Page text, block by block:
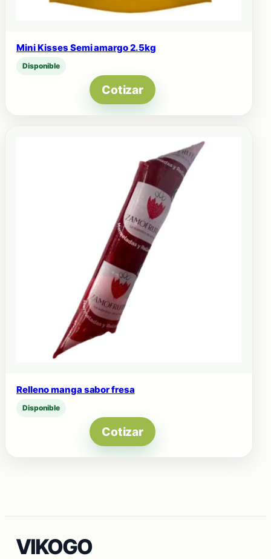
Mini Kisses Semi amargo 2.5kg
Disponible
Cotizar
Relleno manga sabor fresa
Disponible
Cotizar
VIKOGO